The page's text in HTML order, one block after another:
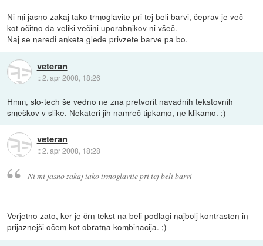
Ni mi jasno zakaj tako trmoglavite pri tej beli barvi, čeprav je več
kot očitno da veliki večini uporabnikov ni všeč.
Naj se naredi anketa glede privzete barve pa bo.
veteran
::2. apr 2008, 18:26
Hmm, slo-tech še vedno ne zna pretvorit navadnih tekstovnih
smeškov v slike. Nekateri jih namreč tipkamo, ne klikamo. ;)
veteran
::2. apr 2008, 18:28
Ni mi jasno zakaj tako trmoglavite pri tej beli barvi
Verjetno zato, ker je črn tekst na beli podlagi najbolj kontrasten in
prijaznejši očem kot obratna kombinacija. ;)